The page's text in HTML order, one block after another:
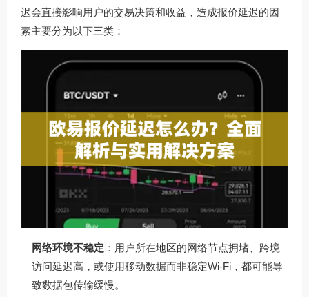
迟会直接影响用户的交易决策和收益，造成报价延迟的因
素主要分为以下三类：
网络环境不稳定 ：用户所在地区的网络节点拥堵、跨境
访问延迟高，或使用移动数据而非稳定Wi-Fi，都可能导
致数据包传输缓慢。